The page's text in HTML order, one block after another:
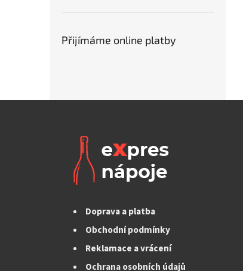
Přijímáme online platby
Doprava a platba
Obchodní podmínky
Reklamace a vrácení
Ochrana osobních údajů